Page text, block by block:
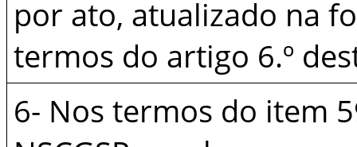
por ato, atualizado na
termos do artigo 6.º
6- Nos termos do item